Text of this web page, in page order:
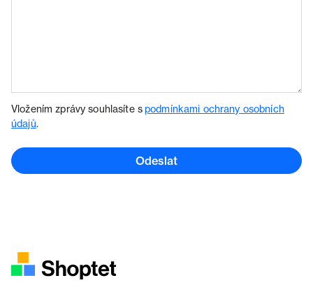
Vložením zprávy souhlasíte spodmínkami ochrany osobních
údajů.
Odeslat